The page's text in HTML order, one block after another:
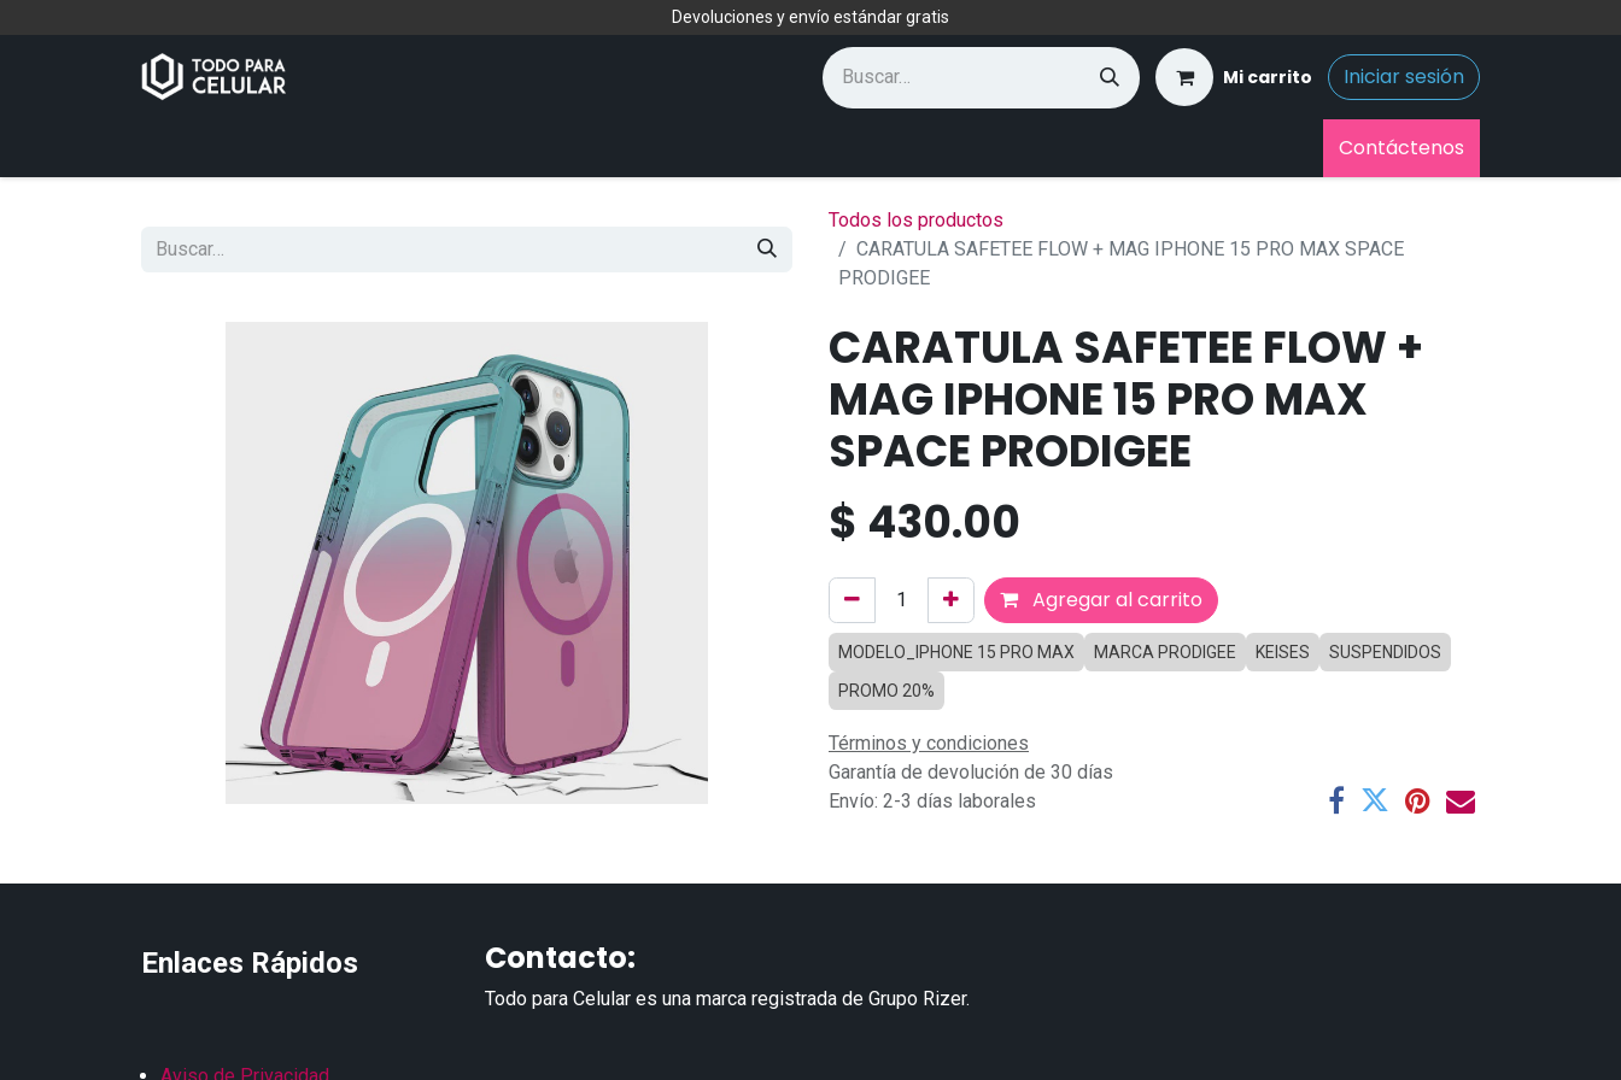
Devoluciones y envío estándar gratis
Mi carrito Iniciar sesión
Contáctenos
Todos los productos
CARATULA SAFETEE FLOW + MAG IPHONE 15 PRO MAX SPACE
PRODIGEE
CARATULA SAFETEE FLOW +
MAG IPHONE 15 PRO MAX
SPACE PRODIGEE
$ 430.00
Agregar al carrito
MODELO_IPHONE 15 PRO MAX MARCA PRODIGEE KEISES
SUSPENDIDOS
PROMO 20%
Términos y condiciones
Garantía de devolución de 30 días
Envío: 2-3 días laborales
Enlaces Rápidos Contacto:
Todo para Celular es una marca registrada de Grupo Rizer.